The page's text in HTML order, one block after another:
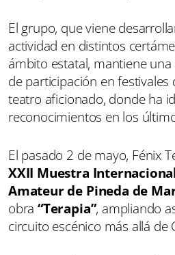
El grupo, que viene
actividad en distintos
ámbito estatal, mantiene
de participación en festivales
teatro aficionado, donde ha
reconocimientos en los
El pasado 2 de mayo, Fénix
XXII Muestra
Amateur de Pineda de
obra“Terapia”, ampliando
circuito escénico más allá de